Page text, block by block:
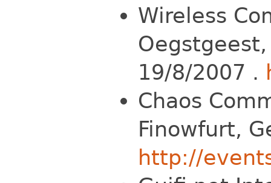
Wireless
19/8/2007 .
Chaos
Finowfurt,
http://